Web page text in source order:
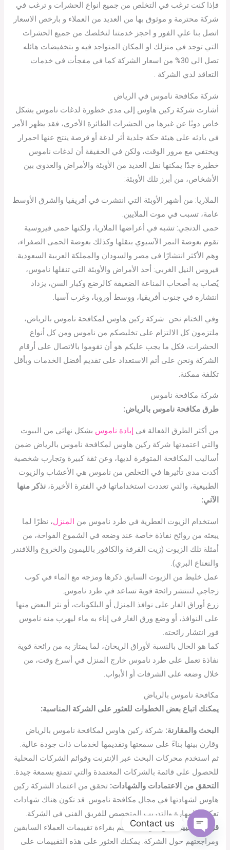
فإذا كنت ترغب في التخلص من جميع انواع الحشرات و ترغب في
شركة محترمة و موثوق بها من العديد من العملاء و بارخص الاسعار
اتصل بنا علي الفور و احجز خدمتنا لنخلصك من جميع الحشرات
التي توجد في منزلك او المكان المتواجد فيه و بتخفيضات هائله
تصل الي 30% من اسعار الشركة كما في مفجأت في خدمات
التعاقد لدي الشركة .
شركة مكافحة ناموس في الرياض
أشارت شركة ركين هاوس إلى مدى خطورة لدغات ناموس بشكل
خاص دونًا عن غيرها من الحشرات الطائرة الأخرى، فقد يظهر الأمر
في بادئه على هيئة حكة جلدية أثر لدغة أو قرصة ينتج عنها احمرار
ويختفي مع مرور الوقت، ولكن في الحقيقة أن لدغات ناموس
خطيرة جدًا يمكنها نقل العديد من الأوبئة والأمراض والعدوى بين
الأشخاص، من أبرز تلك الأوبئة:
الملاريا: من أشهر الأوبئة التي انتشرت في أفريقيا والشرق الأوسط
عامة، تسبب في موت الملايين.
حمى الدنجي: تشبه في أعراضها الملاريا، ولكنها حمى فيروسية
تقوم بعوضة النمر الآسيوي بنقلها وكذلك بعوضة الحمى الصفراء،
وهم الأكثر انتشارًا في مصر والسودان والمملكة العربية السعودية.
فيروس النيل الغربي: أحد الأمراض والأوبئة التي تنقلها ناموس،
يُصاب به أصحاب المناعة الضعيفة كالرضع وكبار السن، يزداد
انتشاره في جنوب أفريقيا، ووسط أوروبا، وغرب آسيا.
وفي الختام نحن شركة ركين هاوس لمكافحة ناموس بالرياض،
ملتزمون كل الالتزام على تخليصكم من ناموس ومن كل أنواع
الحشرات، فكل ما يجب عليكم هو أن تقوموا بالاتصال على أرقام
الشركة ونحن على أتم الاستعداد على تقديم أفضل الخدمات وبأقل
تكلفة ممكنة.
شركة مكافحة ناموس
طرق مكافحة ناموس بالرياض:
من أكثر الطرق الفعالة في إبادة ناموس بشكل نهائي من البيوت
والتي اعتمدتها شركة ركين هاوس لمكافحة ناموس بالرياض ضمن
أساليب المكافحة المتوفرة لديها، وعن ثقة كبيرة وتجارب شخصية
أكدت مدى تأثيرها في التخلص من ناموس هي الأعشاب والزيوت
الطبيعية، والتي تعددت استخداماتها في الفترة الأخيرة،نذكر منها
الآتي:
استخدام الزيوت العطرية في طرد ناموس من المنزل، نظرًا لما
يبعثه من روائح نفاذة خاصة عند وضعه في الشموع الفواحة، من
أمثلة تلك الزيوت (زيت القرفة والكافور بالليمون والخروع واللافندر
والنعناع البري).
عمل خليط من الزيوت السابق ذكرها ومزجه مع الماء في كوب
زجاجي لتنتشر رائحة قوية تساعد في طرد ناموس.
زرع أوراق الغار على نوافذ المنزل أو البلكونات، أو نثر البعض منها
على النوافذ، أو وضع ورق الغار في إناء به ماء ليهرب منه ناموس
فور انتشار رائحته.
كما هو الحال بالنسبة لأوراق الريحان، لما يمتاز به من رائحة قوية
نفاذة تعمل على طرد ناموس خارج المنزل في أسرع وقت، من
خلال وضعه على الشرفات أو الأبواب.
مكافحة ناموس بالرياض
يمكنك اتباع بعض الخطوات للعثور على الشركة المناسبة:
البحث والمقارنة: شركة ركين هاوس لمكافحة ناموس بالرياض
وقارن بينها بناءً على سمعتها وتقديمها لخدمات ذات جودة عالية.
ثم استخدم محركات البحث عبر الإنترنت وقوائم الشركات المحلية
للحصول على قائمة بالشركات المعتمدة والتي تتمتع بسمعة جيدة.
التحقق من الاعتمادات والشهادات: تحقق من اعتماد الشركة ركين
هاوس لشهادتها في مجال مكافحة ناموس. قد تكون هناك شهادات
تعكس المهارة والتدريب المتخصص للفريق الفني في الشركة.
قراءة التقييمات والمراجعات:
قم بقراءة تقييمات العملاء السابقين
ومراجعتهم حول الشركة. يمكنك العثور على هذه التقييمات على
Contact us
Open
chaty